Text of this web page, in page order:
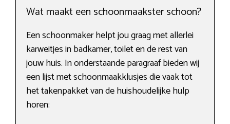
Wat maakt een schoonmaakster schoon?
Een schoonmaker helpt jou graag met allerlei
karweitjes in badkamer, toilet en de rest van
jouw huis. In onderstaande paragraaf bieden wij
een lijst met schoonmaakklusjes die vaak tot
het takenpakket van de huishoudelijke hulp
horen: